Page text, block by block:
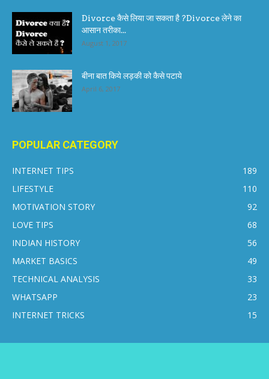
Divorce कैसे लिया जा सकता है ?Divorce लेने का
आसान तरीका...
August 1, 2017
बीना बात किये लड़की को कैसे पटाये
April 6, 2017
POPULAR CATEGORY
INTERNET TIPS
189
LIFESTYLE
110
MOTIVATION STORY
92
LOVE TIPS
68
INDIAN HISTORY
56
MARKET BASICS
49
TECHNICAL ANALYSIS
33
WHATSAPP
23
INTERNET TRICKS
15